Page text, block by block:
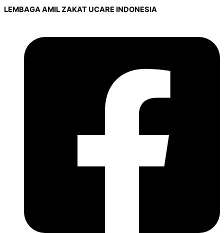
LEMBAGA AMIL ZAKAT UCARE INDONESIA